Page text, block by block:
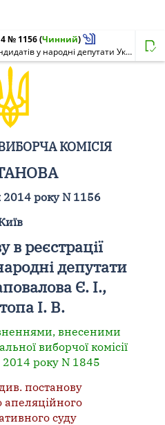
№ 1156(Чинний)
Про відмову в реєстрації кандидатів у народні депутати України Шаповалова Є. І., Криштопа І. В.
КОМІСІЯ
2014 року N 1156
в реєстрації
депутати
Є. І.,
І. В.
внесеними
виборчої комісії
року N 1845
постанову
апеляційного
суду